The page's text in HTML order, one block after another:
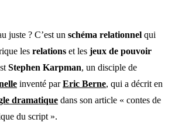
juste ? C’est un schéma relationnel qui
les relations et les jeux de pouvoir
Stephen Karpman, un disciple de
inventé parEric Berne, qui a décrit en
dramatique dans son article « contes de
du script ».